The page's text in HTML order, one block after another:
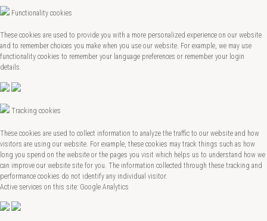
Functionality cookies
These cookies are used to provide you with a more personalized experience on our website
and to remember choices you make when you use our website. For example, we may use
functionality cookies to remember your language preferences or remember your login
details.
Tracking cookies
These cookies are used to collect information to analyze the traffic to our website and how
visitors are using our website. For example, these cookies may track things such as how
long you spend on the website or the pages you visit which helps us to understand how we
can improve our website site for you. The information collected through these tracking and
performance cookies do not identify any individual visitor.
Active services on this site: Google Analytics